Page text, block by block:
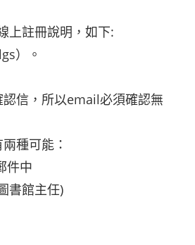
上註冊說明，如下:
）。
信，所以email必須確認無
種可能：
件中
書館主任)